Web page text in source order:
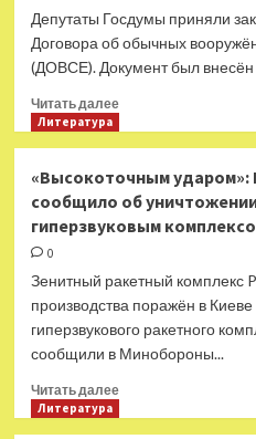
гражданку
Украины
за
и
передачу
о
ВС
РФ
Депутаты Госдумы приняли
Договора об обычных
(ДОВСЕ). Документ был внесён
Читать далееПрочитать
положение
дел
требует
Госдума
утвердила
закон
о
ДОВСЕ
Литература
«Высокоточным
сообщило об
гиперзвуковым
0
Зенитный ракетный комплекс
производства поражён в
гиперзвукового ракетного
сообщили в Минобороны...
Читать далееПрочитать
Литература